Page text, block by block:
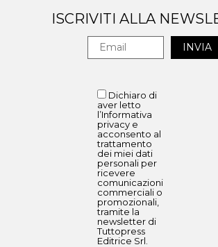
ISCRIVITI ALLA
Dichiaro di
aver letto
l’Informativa
privacy e
acconsento al
trattamento
dei miei dati
personali per
ricevere
comunicazioni
commerciali o
promozionali,
tramite la
newsletter di
Tuttopress
Editrice Srl.